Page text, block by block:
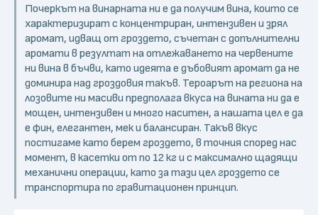
Почеркът на винарната ни е да получим вина, които се
характеризират с концентриран, интензивен и зрял
аромат, идващ от гроздето, съчетан с допълнителни
аромати в резултат на отлежаването на червените
ни вина в бъчви, като идеята е дъбовият аромат да не
доминира над гроздовия такъв. Тероарът на региона на
лозовите ни масиви предполага вкуса на вината ни да е
мощен, интензивен и много наситен, а нашата цел е да
е фин, елегантен, мек и балансиран. Такъв вкус
постигаме като берем гроздето, в точния според нас
момент, в касетки от по 12 кг и с максимално щадящи
механични операции, като за тази цел гроздето се
транспортира по гравитационен принцип.